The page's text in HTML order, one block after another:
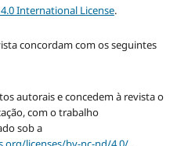
International License.
concordam com os seguintes
autorais e concedem à revista o
com o trabalho
sob a